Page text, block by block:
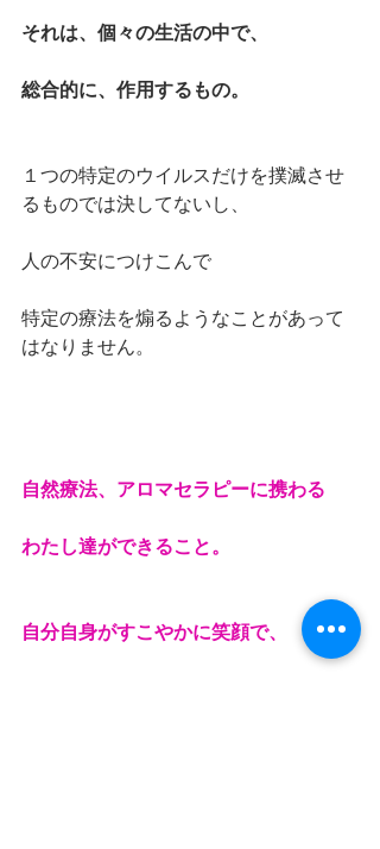
それは、個々の生活の中で、
総合的に、作用するもの。
１つの特定のウイルスだけを撲滅させ
るものでは決してないし、
人の不安につけこんで
特定の療法を煽るようなことがあって
はなりません。
自然療法、アロマセラピーに携わる
わたし達ができること。
自分自身がすこやかに笑顔で、